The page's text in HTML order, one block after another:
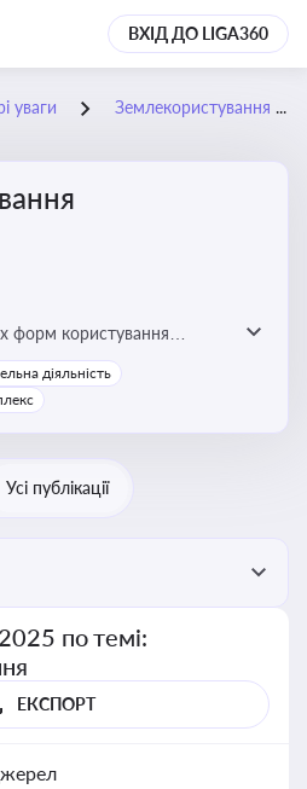
ВХІД ДО LIGA360
уваги Землекористування
форм користування
володіння та
ділянками різних форм
діяльність
Усі публікації
по темі:
ЕКСПОРТ